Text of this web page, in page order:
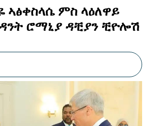
ኣፅቀስላሴ ምስ ላዕለዋይ
ሮማኒያ ዳቺያን ቺዮሎሽ